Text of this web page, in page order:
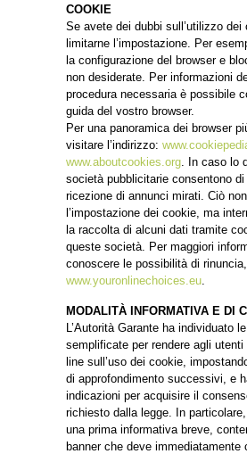
COOKIE
Se avete dei dubbi sull’utilizzo dei
limitarne l’impostazione. Per
la configurazione del browser e
non desiderate. Per informazioni
procedura necessaria è possibile
guida del vostro browser.
Per una panoramica dei browser
visitare l’indirizzo:
www.aboutcookies.org. In caso lo
società pubblicitarie consentono
ricezione di annunci mirati. Ciò
l’impostazione dei cookie, ma
la raccolta di alcuni dati tramite
queste società. Per maggiori
conoscere le possibilità di
www.youronlinechoices.eu.
MODALITÀ INFORMATIVA E DI
L’Autorità Garante ha individuato
semplificate per rendere agli utenti
line sull’uso dei cookie,
di approfondimento successivi, e
indicazioni per acquisire il
richiesto dalla legge. In
una prima informativa breve,
banner che deve immediatamente